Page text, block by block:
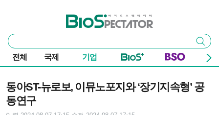
바이오스펙테이터
통
합
검
색
검색
전체 국제 기업
동아ST-뉴로보, 이뮤노포지와 ‘장기지속형’ 공
동연구